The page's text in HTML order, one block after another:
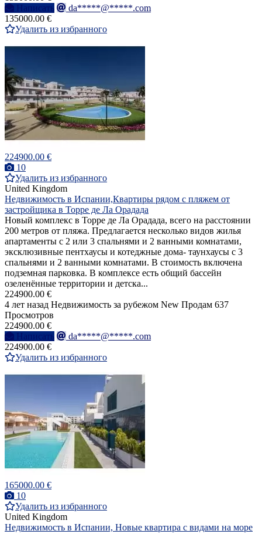
Написать
da*****@*****.com
135000.00 €
Удалить из избранного
224900.00 €
10
Удалить из избранного
United Kingdom
Недвижимость в Испании,Квартиры рядом с пляжем от
застройщика в Торре де Ла Орадада
Новый комплекс в Торре де Ла Орадада, всего на расстоянии
200 метров от пляжа. Предлагается несколько видов жилья
апартаменты с 2 или 3 спальнями и 2 ванными комнатами,
эксклюзивные пентхаусы и котеджные дома- таунхаусы с 3
спальнями и 2 ванными комнатами. В стоимость включена
подземная парковка. В комплексе есть общий бассейн
озеленённые территории и детска...
224900.00 €
4 лет назад Недвижимость за рубежом New Продам 637
Просмотров
224900.00 €
Написать
da*****@*****.com
224900.00 €
Удалить из избранного
165000.00 €
10
Удалить из избранного
United Kingdom
Недвижимость в Испании, Новые квартира с видами на море